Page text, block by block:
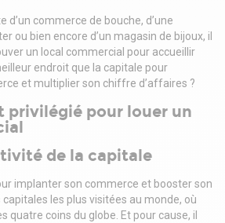
d’un commerce de bouche, d’une
ou bien encore d’un magasin de bijoux, il
un local commercial pour accueillir
endroit que la capitale pour
et multiplier son chiffre d’affaires ?
privilégié pour louer un
de la capitale
implanter son commerce et booster son
capitales les plus visitées au monde, où
quatre coins du globe. Et pour cause, il